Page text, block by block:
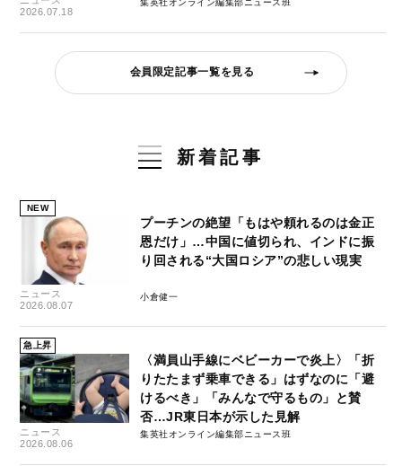
2026.07.18
集英社オンライン編集部ニュース班
会員限定記事一覧を見る
新着記事
NEW
ニュース
2026.08.07
プーチンの絶望「もはや頼れるのは金正
恩だけ」…中国に値切られ、インドに振
り回される“大国ロシア”の悲しい現実
小倉健一
急上昇
ニュース
2026.08.06
〈満員山手線にベビーカーで炎上〉「折
りたたまず乗車できる」はずなのに「避
けるべき」「みんなで守るもの」と賛
否…JR東日本が示した見解
集英社オンライン編集部ニュース班